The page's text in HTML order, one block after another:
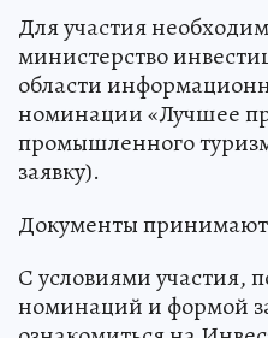
Для участия
министерство
области
номинации «Лучшее
промышленного
заявку).
Документы
С условиями участия,
номинаций и формой